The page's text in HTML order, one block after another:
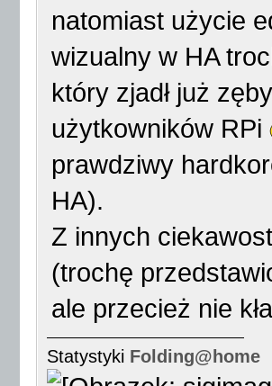
natomiast użycie
wizualny w HA
który zjadł już
użytkowników RPi
prawdziwy
HA).
Z innych
(trochę
ale przecież nie
Statystyki Folding@home